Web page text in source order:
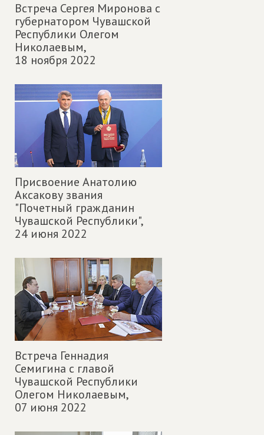
Встреча Сергея Миронова c
губернатором Чувашской
Республики Олегом
Николаевым,
18 ноября 2022
Присвоение Анатолию
Аксакову звания
"Почетный гражданин
Чувашской Республики",
24 июня 2022
Встреча Геннадия
Семигина с главой
Чувашской Республики
Олегом Николаевым,
07 июня 2022